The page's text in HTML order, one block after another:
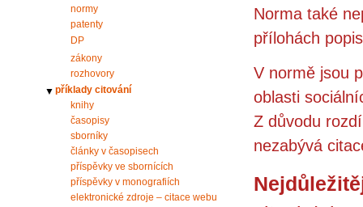
normy
patenty
DP
zákony
rozhovory
▼ příklady citování
knihy
časopisy
sborníky
články v časopisech
příspěvky ve sbornících
příspěvky v monografiích
elektronické zdroje – citace webu
Norma také
přílohách
V normě jsou
oblasti
Z důvodu
nezabývá